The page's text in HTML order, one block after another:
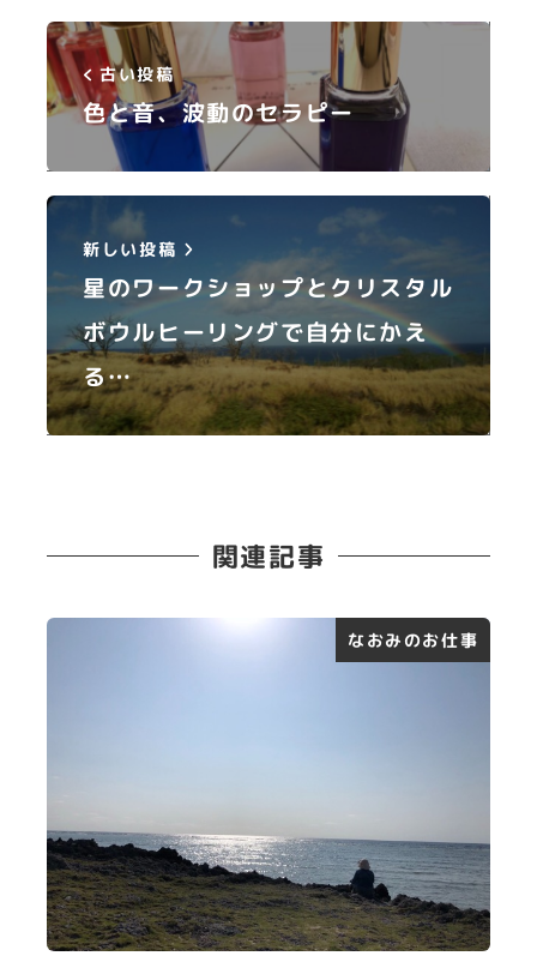
古い投稿
色と音、波動のセラピー
新しい投稿
星のワークショップとクリスタル
ボウルヒーリングで自分にかえ
る…
関連記事
なおみのお仕事